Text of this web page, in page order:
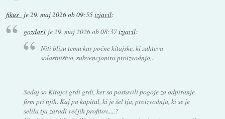
fikus_ je29. maj 2026 ob 09:55izjavil:
gozdar1 je29. maj 2026 ob 08:37izjavil:
Niti blizu temu kar počne kitajske, ki zahteva
solastništvo, subvencjonira proizvodnjo,..
Sedaj so Kitajci grdi grdi, ker so postavili pogoje za odpiranje
firm pri njih. Kaj pa kapital, ki je šel tja, proizvodnja, ki se je
selila tja zaradi večjih profitov.....?